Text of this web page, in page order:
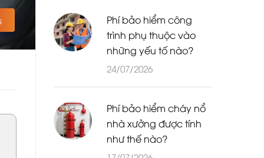
Phí bảo hiểm công
trình phụ thuộc vào
những yếu tố nào?
24/07/2026
Phí bảo hiểm cháy nổ
nhà xưởng được tính
như thế nào?